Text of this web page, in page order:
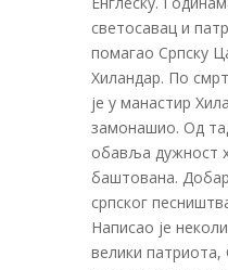
светосавац и
помагао Српску
Хиландар. По
је у манастир
замонашио. Од
обавља дужност
баштована.
српског
Написао је
велики патриота,